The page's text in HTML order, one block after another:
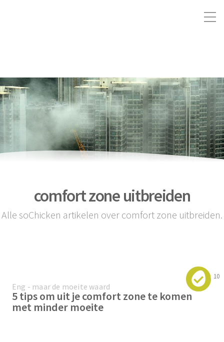
comfort zone uitbreiden
Alle soChicken artikelen over comfort zone uitbreiden.
10
Eng - maar de moeite waard
5 tips om uit je comfort zone te komen
met minder moeite